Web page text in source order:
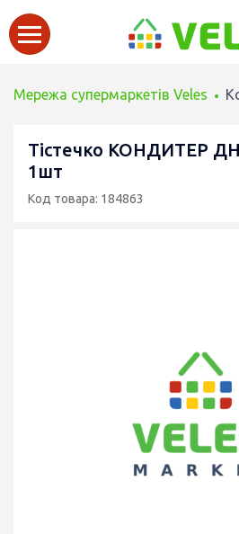
Мережа супермаркетів Veles
Тістечко КОНДИТЕР
1шт
Код товара: 184863